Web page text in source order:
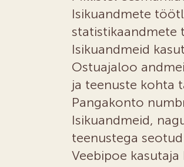
Isikuandmete
statistikaandmete
Isikuandmeid
Ostuajaloo
ja teenuste kohta
Pangakonto
Isikuandmeid,
teenustega
Veebipoe